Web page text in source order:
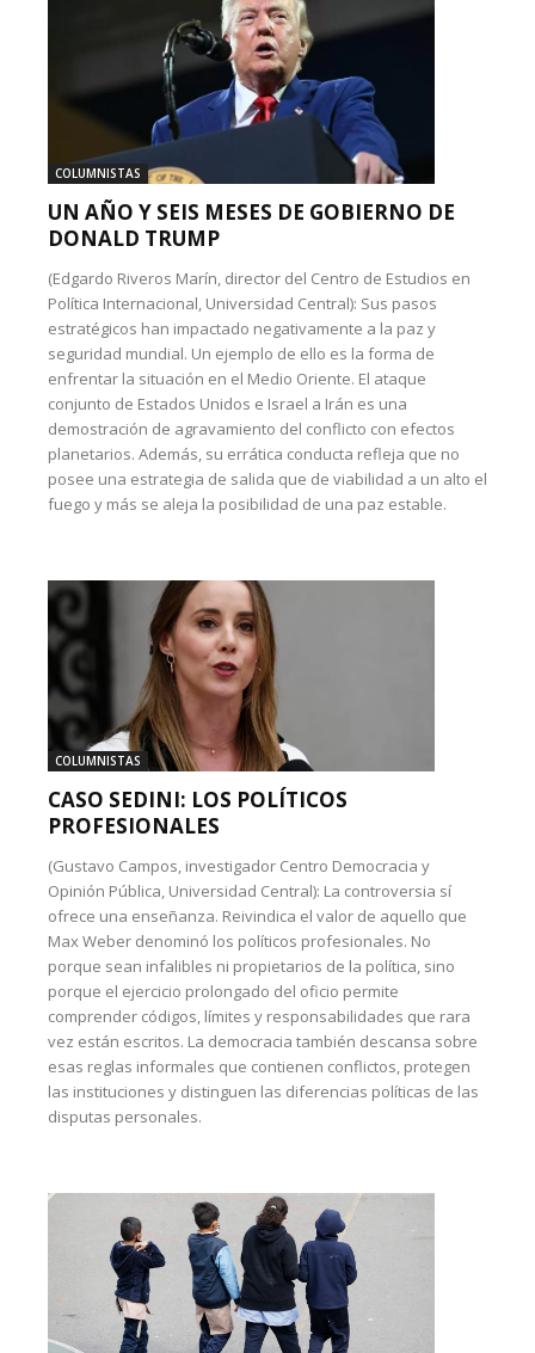
COLUMNISTAS
UN AÑO Y SEIS MESES DE GOBIERNO DE
DONALD TRUMP
(Edgardo Riveros Marín, director del Centro de Estudios en
Política Internacional, Universidad Central): Sus pasos
estratégicos han impactado negativamente a la paz y
seguridad mundial. Un ejemplo de ello es la forma de
enfrentar la situación en el Medio Oriente. El ataque
conjunto de Estados Unidos e Israel a Irán es una
demostración de agravamiento del conflicto con efectos
planetarios. Además, su errática conducta refleja que no
posee una estrategia de salida que de viabilidad a un alto el
fuego y más se aleja la posibilidad de una paz estable.
COLUMNISTAS
CASO SEDINI: LOS POLÍTICOS
PROFESIONALES
(Gustavo Campos, investigador Centro Democracia y
Opinión Pública, Universidad Central): La controversia sí
ofrece una enseñanza. Reivindica el valor de aquello que
Max Weber denominó los políticos profesionales. No
porque sean infalibles ni propietarios de la política, sino
porque el ejercicio prolongado del oficio permite
comprender códigos, límites y responsabilidades que rara
vez están escritos. La democracia también descansa sobre
esas reglas informales que contienen conflictos, protegen
las instituciones y distinguen las diferencias políticas de las
disputas personales.